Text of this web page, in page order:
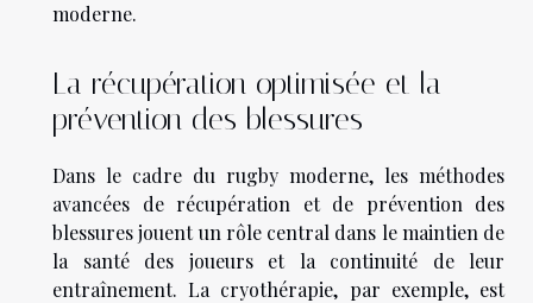
moderne.
La récupération optimisée et la
prévention des blessures
Dans le cadre du rugby moderne, les méthodes
avancées de récupération et de prévention des
blessures jouent un rôle central dans le maintien de
la santé des joueurs et la continuité de leur
entraînement. La cryothérapie, par exemple, est